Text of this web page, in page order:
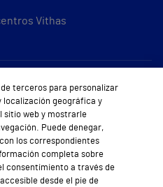
Vithas
Vithas
somos
en Vithas
Médica
terceros para personalizar
localización geográfica y
sitio web y mostrarle
Puede denegar,
los correspondientes
completa sobre
consentimiento a través de
desde el pie de